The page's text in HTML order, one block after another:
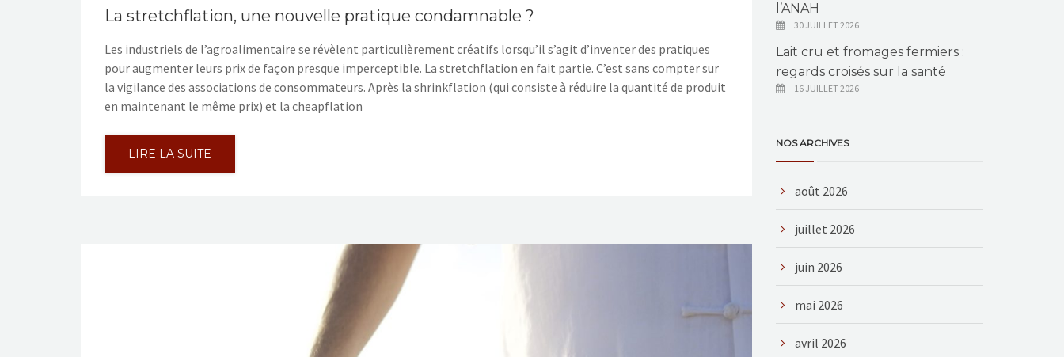
La stretchflation, une nouvelle pratique condamnable ?
Les industriels de l’agroalimentaire se révèlent particulièrement créatifs lorsqu’il s’agit d’inventer des pratiques
pour augmenter leurs prix de façon presque imperceptible. La stretchflation en fait partie. C’est sans compter sur
la vigilance des associations de consommateurs. Après la shrinkflation (qui consiste à réduire la quantité de produit
en maintenant le même prix) et la cheapflation
LIRE LA SUITE
l’ANAH
30 JUILLET 2026
Lait cru et fromages fermiers :
regards croisés sur la santé
16 JUILLET 2026
NOS ARCHIVES
août 2026
juillet 2026
juin 2026
mai 2026
avril 2026